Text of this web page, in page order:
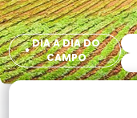
DIA A DIA DO
CAMPO